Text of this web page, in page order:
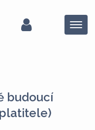
Menu
budoucí